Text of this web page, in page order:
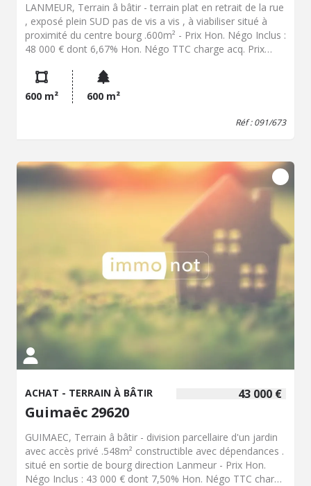
LANMEUR, Terrain â bâtir - terrain plat en retrait de la rue
, exposé plein SUD pas de vis a vis , à viabiliser situé à
proximité du centre bourg .600m² - Prix Hon. Négo Inclus :
48 000 € dont 6,67% Hon. Négo TTC charge acq. Prix
600 m² 600 m²
Réf : 091/673
43 000 €
ACHAT - TERRAIN À BÂTIR
Guimaëc 29620
GUIMAEC, Terrain â bâtir - division parcellaire d'un jardin
avec accès privé .548m² constructible avec dépendances .
situé en sortie de bourg direction Lanmeur - Prix Hon.
Négo Inclus : 43 000 € dont 7,50% Hon. Négo TTC charge